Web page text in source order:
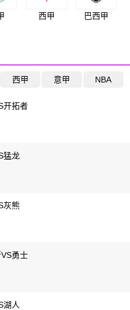
西甲 巴西甲
西甲 意甲 NBA
开拓者
猛龙
灰熊
勇士
湖人